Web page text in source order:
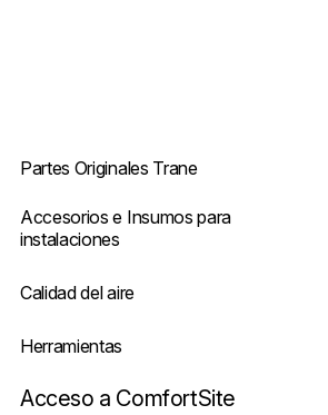
Partes Originales Trane
Accesorios e Insumos para
instalaciones
Calidad del aire
Herramientas
Acceso a ComfortSite